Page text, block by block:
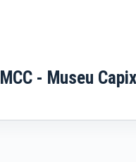
MCC - Museu